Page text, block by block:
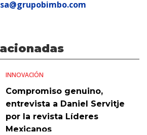
INNOVACIÓN
Compromiso genuino,
entrevista a Daniel Servitje
por la revista Líderes
Mexicanos